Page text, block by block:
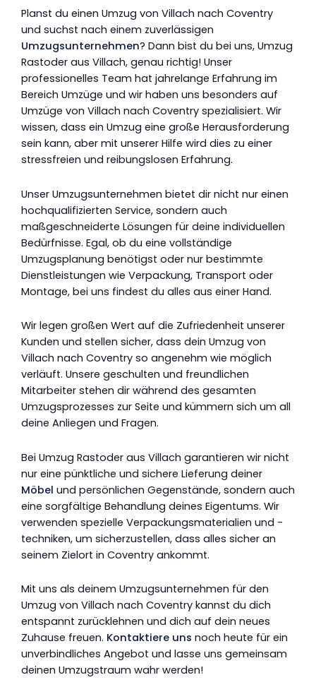
Planst du einen Umzug von Villach nach Coventry
und suchst nach einem zuverlässigen
Umzugsunternehmen? Dann bist du bei uns, Umzug
Rastoder aus Villach, genau richtig! Unser
professionelles Team hat jahrelange Erfahrung im
Bereich Umzüge und wir haben uns besonders auf
Umzüge von Villach nach Coventry spezialisiert. Wir
wissen, dass ein Umzug eine große Herausforderung
sein kann, aber mit unserer Hilfe wird dies zu einer
stressfreien und reibungslosen Erfahrung.
Unser Umzugsunternehmen bietet dir nicht nur einen
hochqualifizierten Service, sondern auch
maßgeschneiderte Lösungen für deine individuellen
Bedürfnisse. Egal, ob du eine vollständige
Umzugsplanung benötigst oder nur bestimmte
Dienstleistungen wie Verpackung, Transport oder
Montage, bei uns findest du alles aus einer Hand.
Wir legen großen Wert auf die Zufriedenheit unserer
Kunden und stellen sicher, dass dein Umzug von
Villach nach Coventry so angenehm wie möglich
verläuft. Unsere geschulten und freundlichen
Mitarbeiter stehen dir während des gesamten
Umzugsprozesses zur Seite und kümmern sich um all
deine Anliegen und Fragen.
Bei Umzug Rastoder aus Villach garantieren wir nicht
nur eine pünktliche und sichere Lieferung deiner
Möbel und persönlichen Gegenstände, sondern auch
eine sorgfältige Behandlung deines Eigentums. Wir
verwenden spezielle Verpackungsmaterialien und -
techniken, um sicherzustellen, dass alles sicher an
seinem Zielort in Coventry ankommt.
Mit uns als deinem Umzugsunternehmen für den
Umzug von Villach nach Coventry kannst du dich
entspannt zurücklehnen und dich auf dein neues
Zuhause freuen. Kontaktiere uns noch heute für ein
unverbindliches Angebot und lasse uns gemeinsam
deinen Umzugstraum wahr werden!